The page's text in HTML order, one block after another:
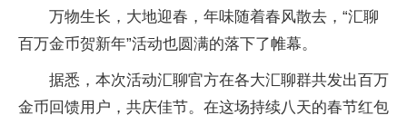
万物生长，大地迎春，年味随着春风散去，“汇聊
百万金币贺新年”活动也圆满的落下了帷幕。
据悉，本次活动汇聊官方在各大汇聊群共发出百万
金币回馈用户，共庆佳节。在这场持续八天的春节红包